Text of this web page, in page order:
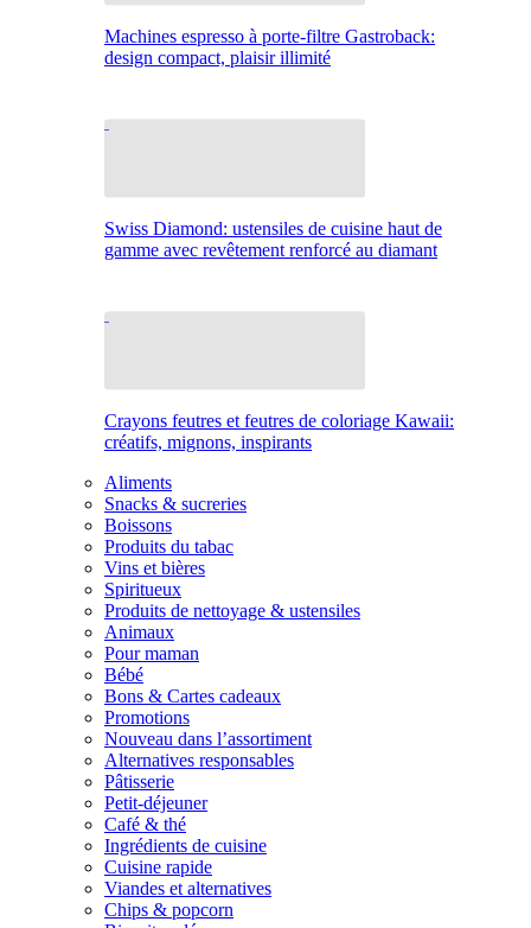
Machines espresso à porte-filtre Gastroback:
design compact, plaisir illimité
Swiss Diamond: ustensiles de cuisine haut de
gamme avec revêtement renforcé au diamant
Crayons feutres et feutres de coloriage Kawaii:
créatifs, mignons, inspirants
Aliments
Snacks & sucreries
Boissons
Produits du tabac
Vins et bières
Spiritueux
Produits de nettoyage & ustensiles
Animaux
Pour maman
Bébé
Bons & Cartes cadeaux
Promotions
Nouveau dans l’assortiment
Alternatives responsables
Pâtisserie
Petit-déjeuner
Café & thé
Ingrédients de cuisine
Cuisine rapide
Viandes et alternatives
Chips & popcorn